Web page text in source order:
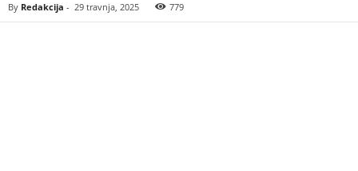
By Redakcija - 29 travnja, 2025 779